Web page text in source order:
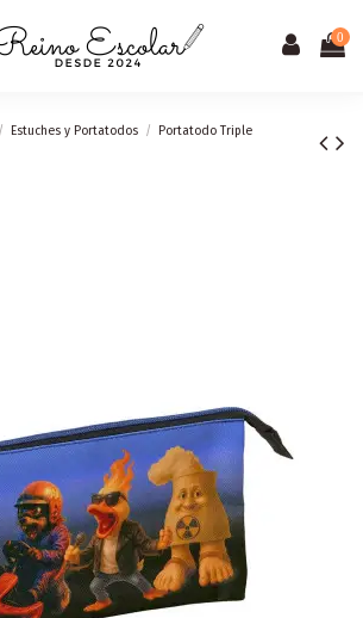
0
Estuches y Portatodos
Portatodo Triple